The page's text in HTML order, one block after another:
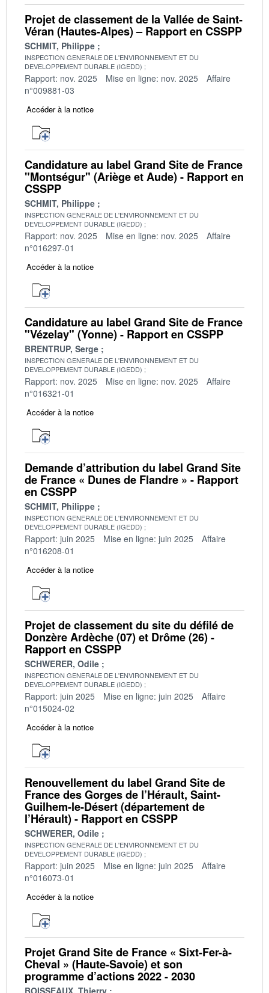
Projet de classement de la Vallée de Saint-
Véran (Hautes-Alpes) – Rapport en CSSPP
SCHMIT, Philippe
INSPECTION GENERALE DE L'ENVIRONNEMENT ET DU
DEVELOPPEMENT DURABLE (IGEDD)
Rapport: nov. 2025 Mise en ligne: nov. 2025
Affaire
n°009881-03
Accéder à la notice
Candidature au label Grand Site de France
"Montségur" (Ariège et Aude) - Rapport en
CSSPP
SCHMIT, Philippe
INSPECTION GENERALE DE L'ENVIRONNEMENT ET DU
DEVELOPPEMENT DURABLE (IGEDD)
Rapport: nov. 2025 Mise en ligne: nov. 2025
Affaire
n°016297-01
Accéder à la notice
Candidature au label Grand Site de France
"Vézelay" (Yonne) - Rapport en CSSPP
BRENTRUP, Serge
INSPECTION GENERALE DE L'ENVIRONNEMENT ET DU
DEVELOPPEMENT DURABLE (IGEDD)
Rapport: nov. 2025 Mise en ligne: nov. 2025
Affaire
n°016321-01
Accéder à la notice
Demande d’attribution du label Grand Site
de France « Dunes de Flandre » - Rapport
en CSSPP
SCHMIT, Philippe
INSPECTION GENERALE DE L'ENVIRONNEMENT ET DU
DEVELOPPEMENT DURABLE (IGEDD)
Rapport: juin 2025 Mise en ligne: juin 2025
Affaire
n°016208-01
Accéder à la notice
Projet de classement du site du défilé de
Donzère Ardèche (07) et Drôme (26) -
Rapport en CSSPP
SCHWERER, Odile
INSPECTION GENERALE DE L'ENVIRONNEMENT ET DU
DEVELOPPEMENT DURABLE (IGEDD)
Rapport: juin 2025 Mise en ligne: juin 2025
Affaire
n°015024-02
Accéder à la notice
Renouvellement du label Grand Site de
France des Gorges de l’Hérault, Saint-
Guilhem-le-Désert (département de
l’Hérault) - Rapport en CSSPP
SCHWERER, Odile
INSPECTION GENERALE DE L'ENVIRONNEMENT ET DU
DEVELOPPEMENT DURABLE (IGEDD)
Rapport: juin 2025 Mise en ligne: juin 2025
Affaire
n°016073-01
Accéder à la notice
Projet Grand Site de France « Sixt-Fer-à-
Cheval » (Haute-Savoie) et son
programme d’actions 2022 - 2030
BOISSEAUX, Thierry